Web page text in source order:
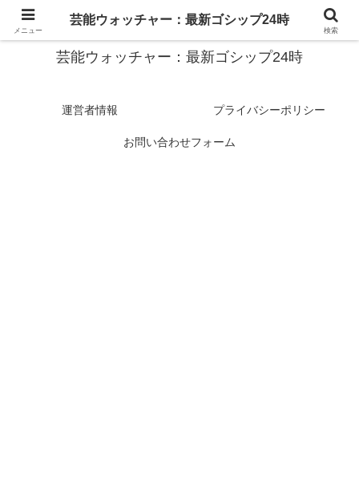
スターたちの裏側を徹底追跡！話題のゴシップがここに集結
芸能ウォッチャー：最新ゴシップ24時
運営者情報 プライバシーポリシー
お問い合わせフォーム
メニュー
芸能ウォッチャー：最新ゴシップ24時
検索